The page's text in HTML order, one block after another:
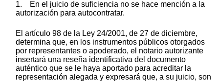
1. En el juicio de suficiencia no se hace mención a la
autorización para autocontratar.
El artículo 98 de la Ley 24/2001, de 27 de diciembre,
determina que, en los instrumentos públicos otorgados
por representantes o apoderado, el notario autorizante
insertará una reseña identificativa del documento
auténtico que se le haya aportado para acreditar la
representación alegada y expresará que, a su juicio, son